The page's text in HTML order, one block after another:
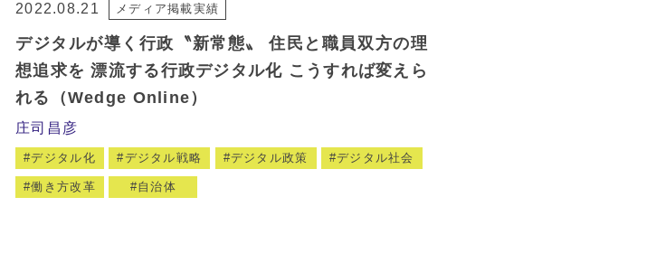
2022.08.21 メディア掲載実績
デジタルが導く行政〝新常態〟 住民と職員双方の理
想追求を 漂流する行政デジタル化 こうすれば変えら
れる（Wedge Online）
庄司昌彦
デジタル化 デジタル戦略 デジタル政策 デジタル社会
働き方改革 自治体